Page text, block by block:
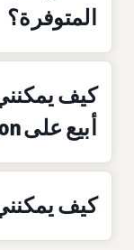
المتوفرة؟
كيف
أبيع على Amazon؟
كيف